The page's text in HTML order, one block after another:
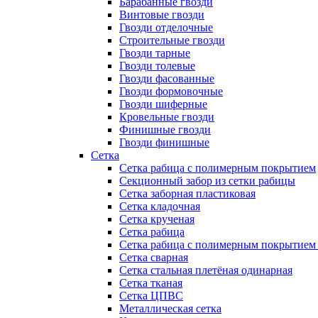
Винтовые гвозди
Гвозди отделочные
Строительные гвозди
Гвозди тарные
Гвозди толевые
Гвозди фасованные
Гвозди формовочные
Гвозди шиферные
Кровельные гвозди
Финишные гвозди
Гвозди финишные
Сетка
Сетка рабица с полимерным покрытием
Секционный забор из сетки рабицы
Сетка заборная пластиковая
Сетка кладочная
Сетка крученая
Сетка рабица
Сетка рабица с полимерным покрытием
Сетка сварная
Сетка стальная плетёная одинарная
Сетка тканая
Сетка ЦПВС
Металлическая сетка